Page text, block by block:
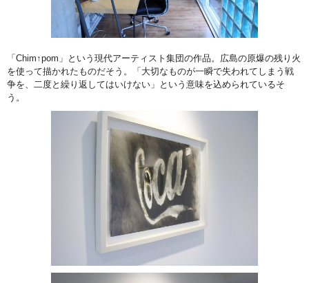
「Chim↑pom」という現代アーティスト集団の作品。広島の原爆の残り火
を使って描かれたものだそう。「大切なものが一瞬で失われてしまう戦
争を、二度と繰り返してはいけない」という意味を込められているそ
う。